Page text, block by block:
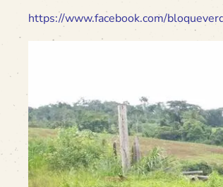
https://www.facebook.com/